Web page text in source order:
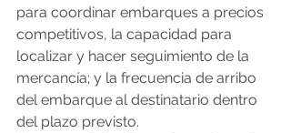
para coordinar embarques a precios
competitivos, la capacidad para
localizar y hacer seguimiento de la
mercancía; y la frecuencia de arribo
del embarque al destinatario dentro
del plazo previsto.